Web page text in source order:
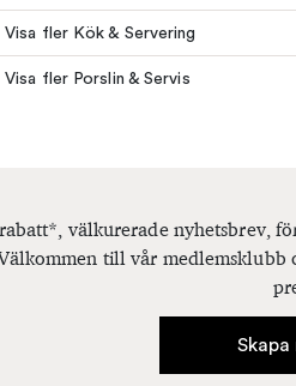
Visa fler Kök & Servering
Visa fler Porslin & Servis
välkurerade nyhetsbrev,
till vår